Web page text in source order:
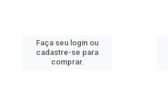
Faça seu login ou
cadastre-se para
comprar.